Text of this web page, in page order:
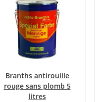
Branths antirouille
rouge sans plomb 5
litres